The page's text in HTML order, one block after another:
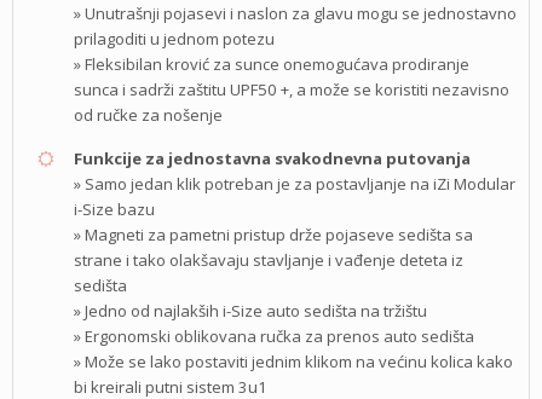
» Unutrašnji pojasevi i naslon za glavu mogu se jednostavno
prilagoditi u jednom potezu
» Fleksibilan krović za sunce onemogućava prodiranje
sunca i sadrži zaštitu UPF50 +, a može se koristiti nezavisno
od ručke za nošenje
Funkcije za jednostavna svakodnevna putovanja
» Samo jedan klik potreban je za postavljanje na iZi Modular
i-Size bazu
» Magneti za pametni pristup drže pojaseve sedišta sa
strane i tako olakšavaju stavljanje i vađenje deteta iz
sedišta
» Jedno od najlakših i-Size auto sedišta na tržištu
» Ergonomski oblikovana ručka za prenos auto sedišta
» Može se lako postaviti jednim klikom na većinu kolica kako
bi kreirali putni sistem 3u1